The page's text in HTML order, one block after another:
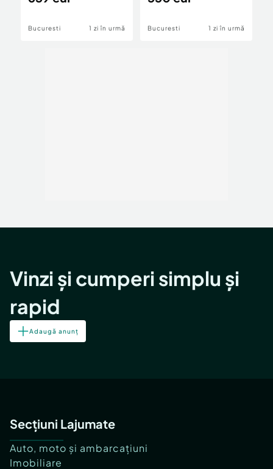
Bucuresti 1 zi în urmă Bucuresti 1 zi în urmă
Vinzi și cumperi simplu și
rapid
Adaugă anunț
Secțiuni Lajumate
Auto, moto și ambarcațiuni
Imobiliare